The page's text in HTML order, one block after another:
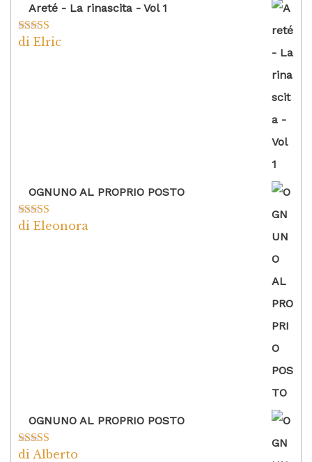
Areté - La rinascita - Vol 1
Valutato5
di Elric
OGNUNO AL PROPRIO POSTO
Valutato5su
di Eleonora
OGNUNO AL PROPRIO POSTO
Valutato5su
di Alberto